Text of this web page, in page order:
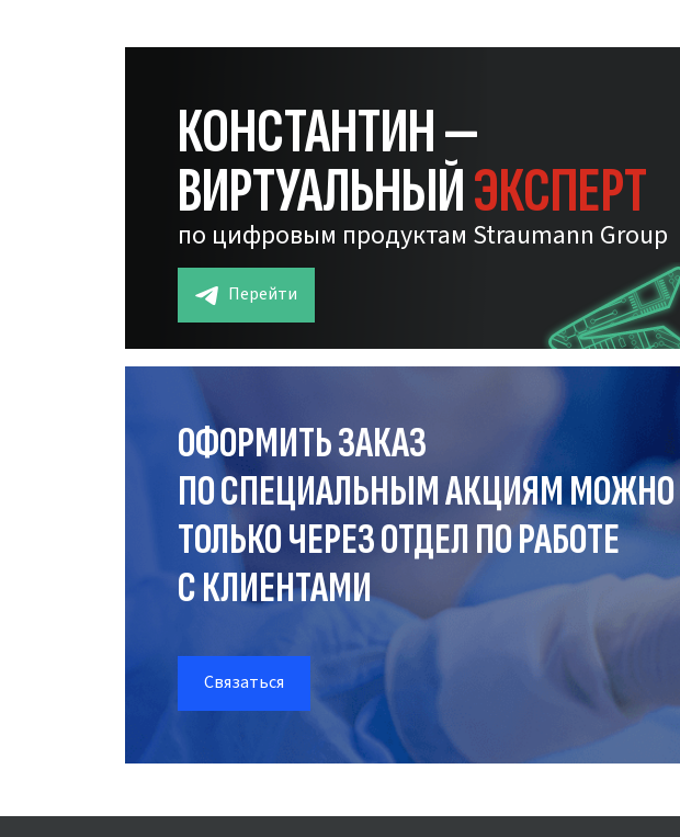
КОНСТАНТИН —
ВИРТУАЛЬНЫЙЭКСПЕРТ
по цифровым продуктам Straumann Group
Перейти
ОФОРМИТЬ ЗАКАЗ
ПО СПЕЦИАЛЬНЫМ АКЦИЯМ МОЖНО
ТОЛЬКО ЧЕРЕЗ ОТДЕЛПО РАБОТЕ
С КЛИЕНТАМИ
Связаться